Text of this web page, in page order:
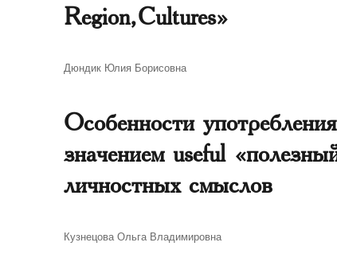
Region, Cultures»
Автор
Дюндик Юлия Борисовна
Особенности
значением useful
личностных смыслов
Автор
Кузнецова Ольга Владимировна